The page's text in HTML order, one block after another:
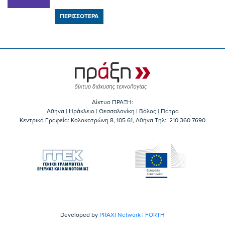
ΠΕΡΙΣΣΟΤΕΡΑ
Δίκτυο ΠΡΑΞΗ:
Αθήνα | Ηράκλειο | Θεσσαλονίκη | Βόλος | Πάτρα
Κεντρικά Γραφεία: Kολοκοτρώνη 8, 105 61, Αθήνα Τηλ:. 210 360 7690
Developed by PRAXI Network | FORTH